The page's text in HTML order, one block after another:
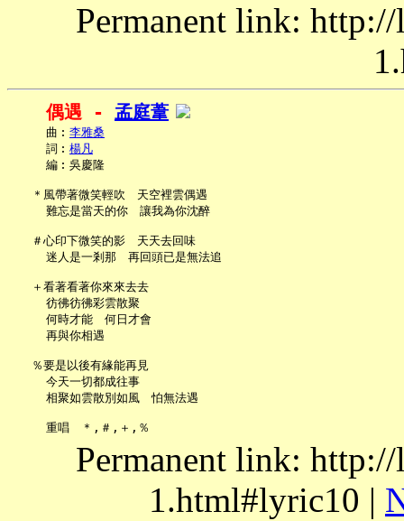
Permanent link:
偶遇 - 孟庭葦
     曲︰
李雅桑
     詞︰
楊凡
     編︰吳慶隆
   ＊風帶著微笑輕吹　天空裡雲偶遇
     難忘是當天的你　讓我為你沈醉
   ＃心印下微笑的影　天天去回味
     迷人是一剎那　再回頭已是無法追
   ＋看著看著你來來去去
     彷彿彷彿彩雲散聚
     何時才能　何日才會
     再與你相遇
   ％要是以後有緣能再見
     今天一切都成往事
     相聚如雲散別如風　怕無法遇
Permanent link:
1.html#lyric10 |